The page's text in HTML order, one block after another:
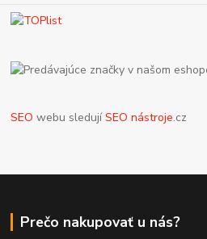
SEO webu sledujíSEO nástroje.cz
Prečo nakupovať u nás?